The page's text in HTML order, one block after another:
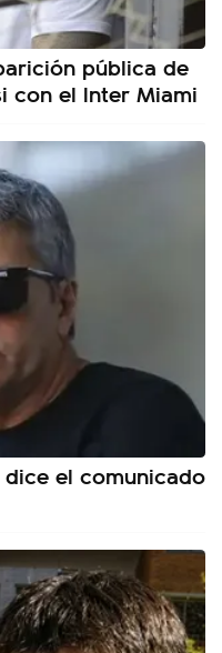
pública de
con el Inter Miami
el comunicado